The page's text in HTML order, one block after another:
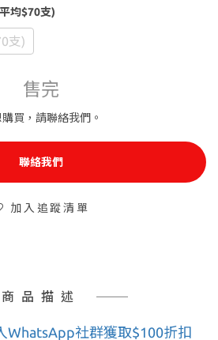
均$70支)
支)
售完
買，請聯絡我們。
聯絡我們
加入追蹤清單
商品描述
WhatsApp社群獲取$100折扣